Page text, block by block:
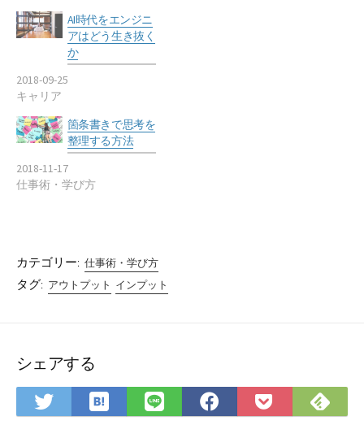
AI時代をエンジニ
アはどう生き抜く
か
2018-09-25
キャリア
箇条書きで思考を
整理する方法
2018-11-17
仕事術・学び方
カテゴリー: 仕事術・学び方
タグ: アウトプット インプット
シェアする
Twitter
で
は
て
LINE
で
Facebook
で
Pocket
に
で